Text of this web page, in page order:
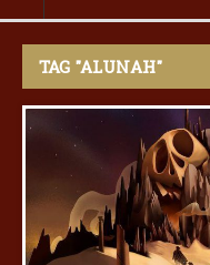
TAG "ALUNAH"